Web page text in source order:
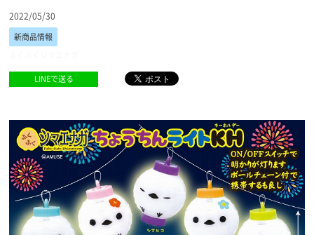
2022/05/30
新商品情報
LINEで送る